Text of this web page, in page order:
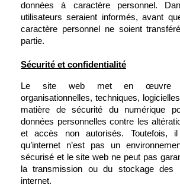
données à caractère personnel.
utilisateurs seraient informés, avant
caractère personnel ne soient
partie.
Sécurité et confidentialité
Le site web met en œuvre
organisationnelles, techniques,
matière de sécurité du numérique
données personnelles contre les
et accès non autorisés. Toutefois,
qu’internet n’est pas un
sécurisé et le site web ne peut pas
la transmission ou du stockage des
internet.